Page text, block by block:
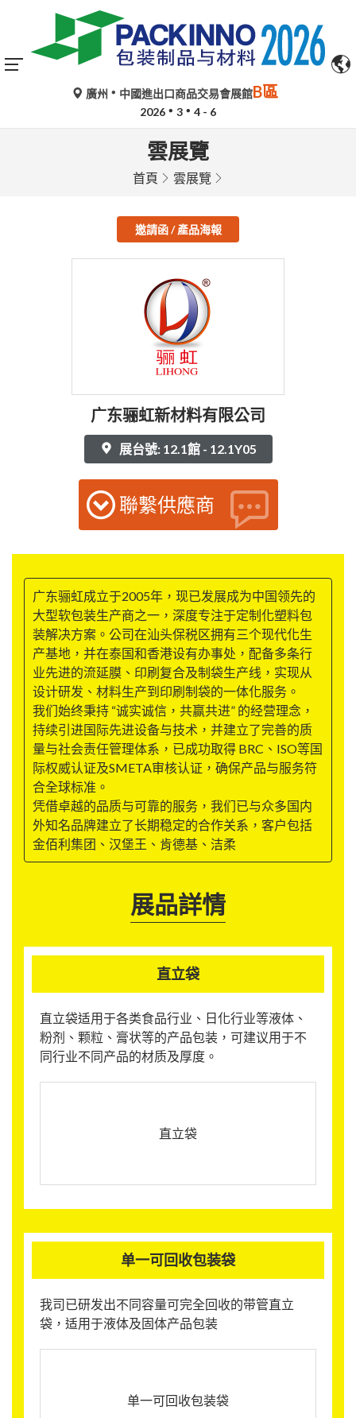
廣州 中國進出口商品交易會展館B區
2026 3 4 - 6
雲展覽
首頁 雲展覽
邀請函 / 產品海報
广东骊虹新材料有限公司
展台號: 12.1館 - 12.1Y05
聯繫供應商
广东骊虹成立于2005年，现已发展成为中国领先的
大型软包装生产商之一，深度专注于定制化塑料包
装解决方案。公司在汕头保税区拥有三个现代化生
产基地，并在泰国和香港设有办事处，配备多条行
业先进的流延膜、印刷复合及制袋生产线，实现从
设计研发、材料生产到印刷制袋的一体化服务。
我们始终秉持 “诚实诚信，共赢共进” 的经营理念，
持续引进国际先进设备与技术，并建立了完善的质
量与社会责任管理体系，已成功取得 BRC、ISO等国
际权威认证及SMETA审核认证，确保产品与服务符
合全球标准。
凭借卓越的品质与可靠的服务，我们已与众多国内
外知名品牌建立了长期稳定的合作关系，客户包括
金佰利集团、汉堡王、肯德基、洁柔
展品詳情
直立袋
直立袋适用于各类食品行业、日化行业等液体、
粉剂、颗粒、膏状等的产品包装，可建议用于不
同行业不同产品的材质及厚度。
直立袋
单一可回收包装袋
我司已研发出不同容量可完全回收的带管直立
袋，适用于液体及固体产品包装
单一可回收包装袋